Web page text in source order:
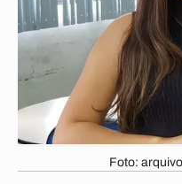
Foto: